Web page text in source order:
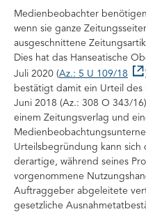
Medienbeobachter
wenn sie ganze
ausgeschnittene
Dies hat das Hanseatische
Juli 2020 (Az.: 5 U 109/18
bestätigt damit ein Urteil
Juni 2018 (Az.: 308 O 343/
einem Zeitungsverlag und
Urteilsbegründung kann
derartige, während seines
vorgenommene
Auftraggeber abgeleitete
gesetzliche